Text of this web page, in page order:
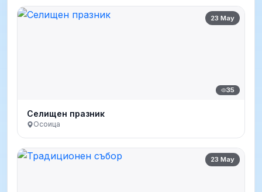
23 May
35
Селищен празник
Осоица
23 May